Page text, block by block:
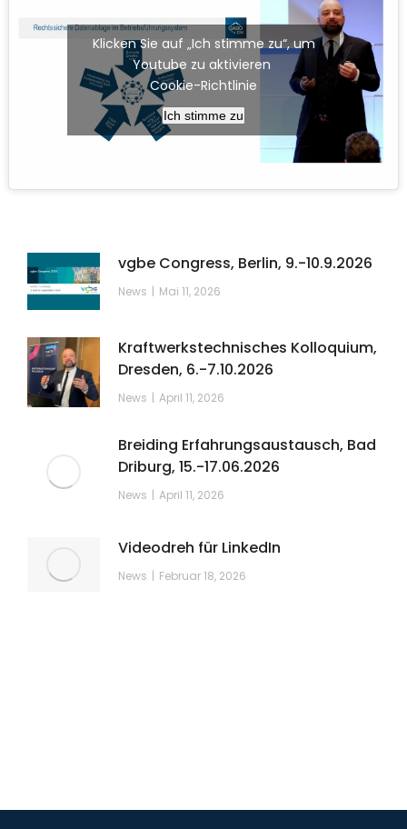
Klicken Sie auf „Ich stimme zu“, um
Youtube zu aktivieren
Cookie-Richtlinie
Ich stimme zu
vgbe Congress, Berlin, 9.-10.9.2026
News Mai 11, 2026
Kraftwerkstechnisches Kolloquium,
Dresden, 6.-7.10.2026
News April 11, 2026
Breiding Erfahrungsaustausch, Bad
Driburg, 15.-17.06.2026
News April 11, 2026
Videodreh für LinkedIn
News Februar 18, 2026